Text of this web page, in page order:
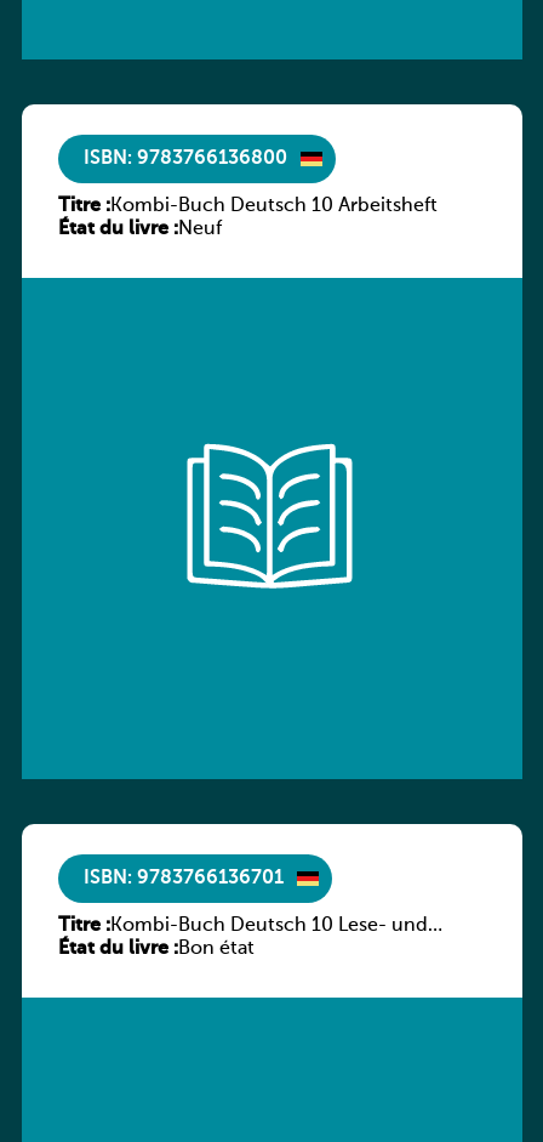
ISBN: 9783766136800
Titre :Kombi-Buch Deutsch 10 Arbeitsheft
État du livre :Neuf
ISBN: 9783766136701
Titre :Kombi-Buch Deutsch 10 Lese- und
Sprachbuch
État du livre :Bon état